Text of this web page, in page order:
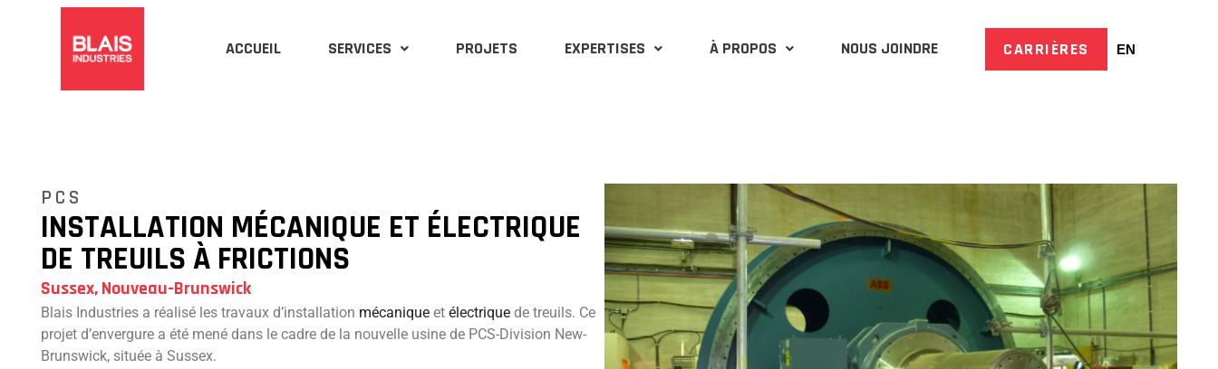
ACCUEIL SERVICES PROJETS EXPERTISES À PROPOS NOUS JOINDRE CARRIÈRES EN
PCS
INSTALLATION MÉCANIQUE ET ÉLECTRIQUE
DE TREUILS À FRICTIONS
Sussex, Nouveau-Brunswick
Blais Industries a réalisé les travaux d’installation mécanique et électrique de treuils. Ce
projet d’envergure a été mené dans le cadre de la nouvelle usine de PCS-Division New-
Brunswick, située à Sussex.